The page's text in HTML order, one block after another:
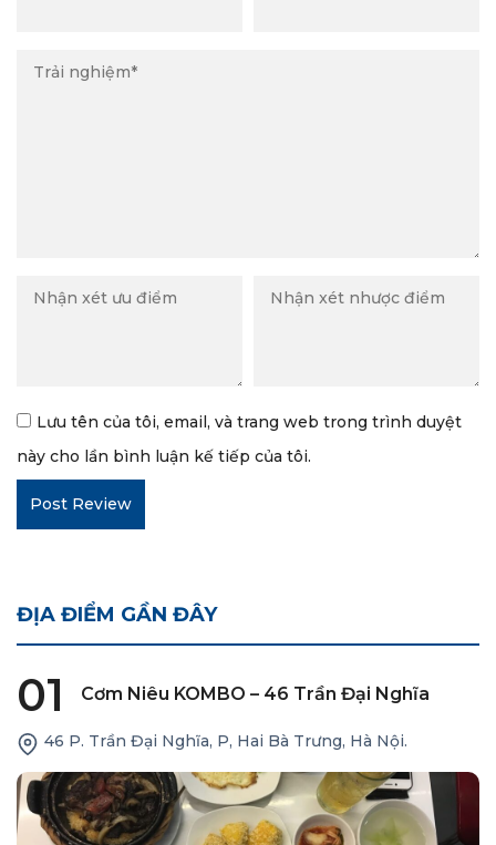
Lưu tên của tôi, email, và trang web trong trình duyệt
này cho lần bình luận kế tiếp của tôi.
ĐỊA ĐIỂM GẦN ĐÂY
01 Cơm Niêu KOMBO – 46 Trần Đại Nghĩa
46 P. Trần Đại Nghĩa, P, Hai Bà Trưng, Hà Nội.